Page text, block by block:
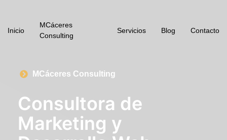
Inicio
MCáceres
Consulting
Servicios Blog Contacto
MCáceres Consulting
Consultora de
Marketing y